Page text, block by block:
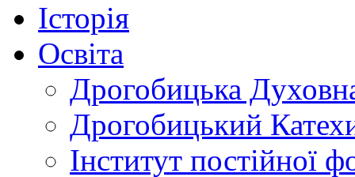
Історія
Освіта
Дрогобицька
Дрогобицький
Інститут постійної